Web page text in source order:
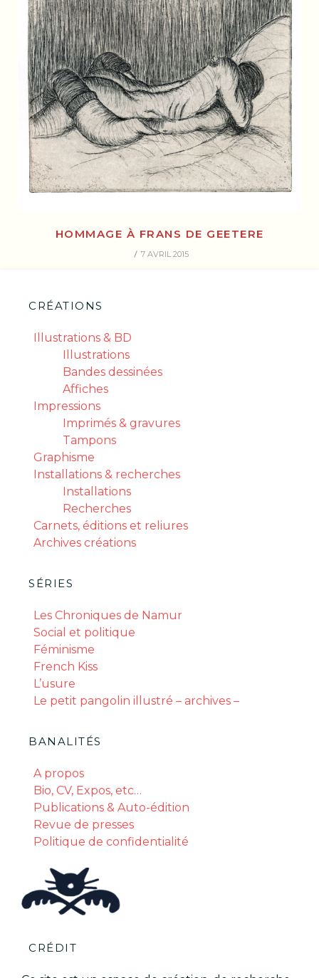
HOMMAGE À FRANS DE GEETERE
7 AVRIL 2015
CRÉATIONS
Illustrations & BD
Illustrations
Bandes dessinées
Affiches
Impressions
Imprimés & gravures
Tampons
Graphisme
Installations & recherches
Installations
Recherches
Carnets, éditions et reliures
Archives créations
SÉRIES
Les Chroniques de Namur
Social et politique
Féminisme
French Kiss
L’usure
Le petit pangolin illustré – archives –
BANALITÉS
A propos
Bio, CV, Expos, etc…
Publications & Auto-édition
Revue de presses
Politique de confidentialité
CRÉDIT